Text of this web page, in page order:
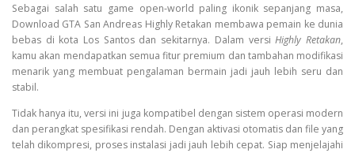
Sebagai salah satu game open-world paling ikonik sepanjang masa,
Download GTA San Andreas Highly Retakan membawa pemain ke dunia
bebas di kota Los Santos dan sekitarnya. Dalam versiHighly Retakan,
kamu akan mendapatkan semua fitur premium dan tambahan modifikasi
menarik yang membuat pengalaman bermain jadi jauh lebih seru dan
stabil.
Tidak hanya itu, versi ini juga kompatibel dengan sistem operasi modern
dan perangkat spesifikasi rendah. Dengan aktivasi otomatis dan file yang
telah dikompresi, proses instalasi jadi jauh lebih cepat. Siap menjelajahi